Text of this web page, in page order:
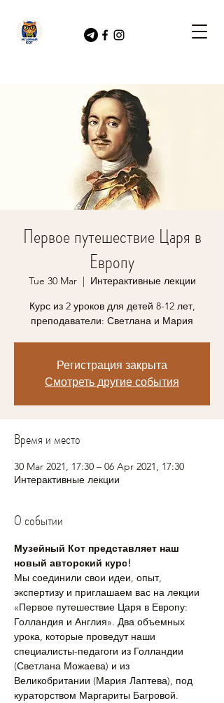
Первое путешествие Царя в
Европу
Tue 30 Mar
  |
Интерактивные лекции
Курс из 2 уроков для детей 8-12 лет,
преподаватели: Светлана и Мария
Регистрация закрыта
Смотреть другие события
Время и место
30 Mar 2021, 17:30 – 06 Apr 2021, 17:30
Интерактивные лекции
О событии
Музейный Кот представляет наш
новый авторский курс!
Мы соединили свои идеи, опыт,
экспертизу и приглашаем вас на лекции
«Первое путешествие Царя в Европу:
Голландия и Англия». Два объемных
урока, которые проведут наши
специалисты-педагоги из Голландии
(Светлана Можаева) и из
Великобритании (Мария Лаптева), под
кураторством Маргариты Багровой.